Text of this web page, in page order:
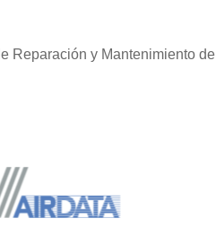
y Mantenimiento